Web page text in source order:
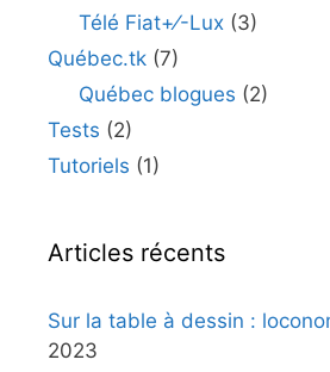
Télé Fiat+⁄-Lux (3)
Québec.tk (7)
Québec blogues (2)
Tests (2)
Tutoriels (1)
Articles récents
Sur la table à dessin :
2023